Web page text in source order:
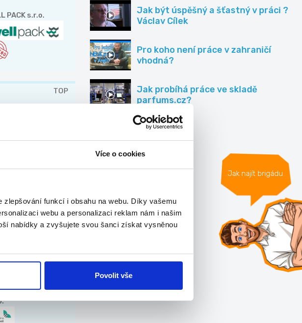
Více o cookies
funkcí i obsahu na webu. Díky vašemu
webu a personalizaci reklam nám i našim
nabídky a zvyšujete svou šanci získat vysněnou
Povolit vše
Jak najít brigádu
PACK s.r.o.
TOP
spol. s r. o.
a Příležitosti
Jak být úspěšný a šťastný v práci ?
Václav Cílek
Pro koho není práce v zahraničí
vhodná?
Jak probíhá práce ve skladě
parfums.cz?
Všechna videa »